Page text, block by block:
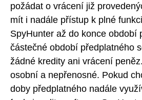
požádat o vrácení již
mít i nadále přístup k plné
SpyHunter až do konce období
částečné období předplatného
žádné kredity ani vrácení
osobní a nepřenosné. Pokud
doby předplatného nadále